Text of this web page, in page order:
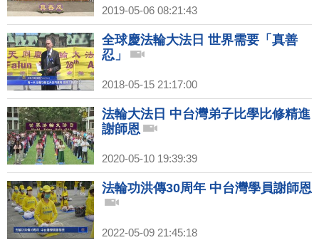
2019-05-06 08:21:43
全球慶法輪大法日 世界需要「真善
忍」
2018-05-15 21:17:00
法輪大法日 中台灣弟子比學比修精進
謝師恩
2020-05-10 19:39:39
法輪功洪傳30周年 中台灣學員謝師恩
2022-05-09 21:45:18